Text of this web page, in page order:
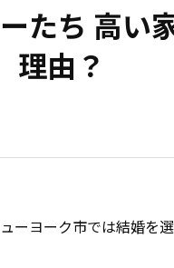
たち 高い
理由？
ーヨーク市では結婚を